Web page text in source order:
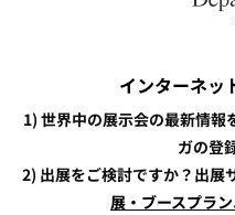
インターネッ
1) 世界中の展示会の最新情報
ガの登
2) 出展をご検討ですか？出展
展・ブースプラ